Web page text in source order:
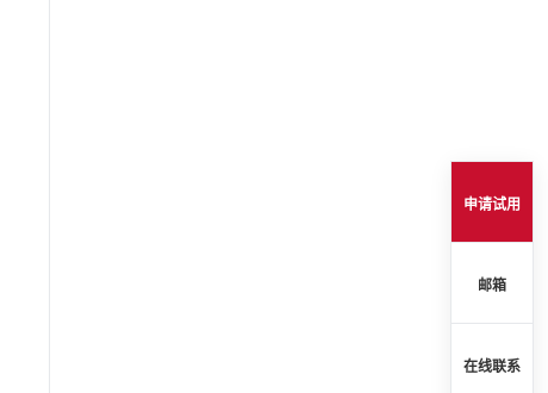
申请试用
邮箱
在线联系